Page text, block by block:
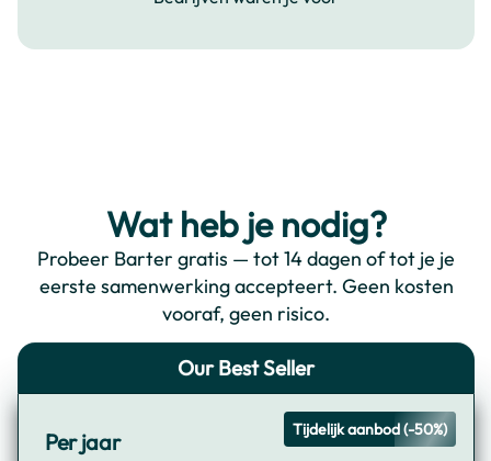
Wat heb je nodig?
Probeer Barter gratis — tot 14 dagen of tot je je
eerste samenwerking accepteert. Geen kosten
vooraf, geen risico.
Our Best Seller
Tijdelijk aanbod (-50%)
Per jaar